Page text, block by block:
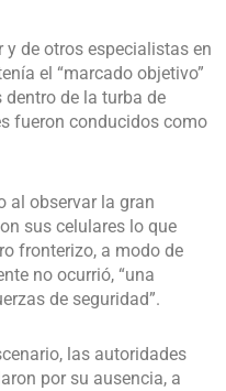
y de otros especialistas en
el “marcado objetivo”
de la turba de
fueron conducidos como
al observar la gran
sus celulares lo que
fronterizo, a modo de
no ocurrió, “una
de seguridad”.
las autoridades
por su ausencia, a